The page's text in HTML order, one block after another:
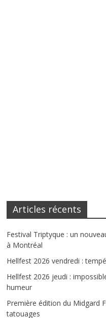
Articles récents
Festival Triptyque : un
à Montréal
Hellfest 2026 vendredi :
Hellfest 2026 jeudi :
humeur
Première édition du Midgard
tatouages